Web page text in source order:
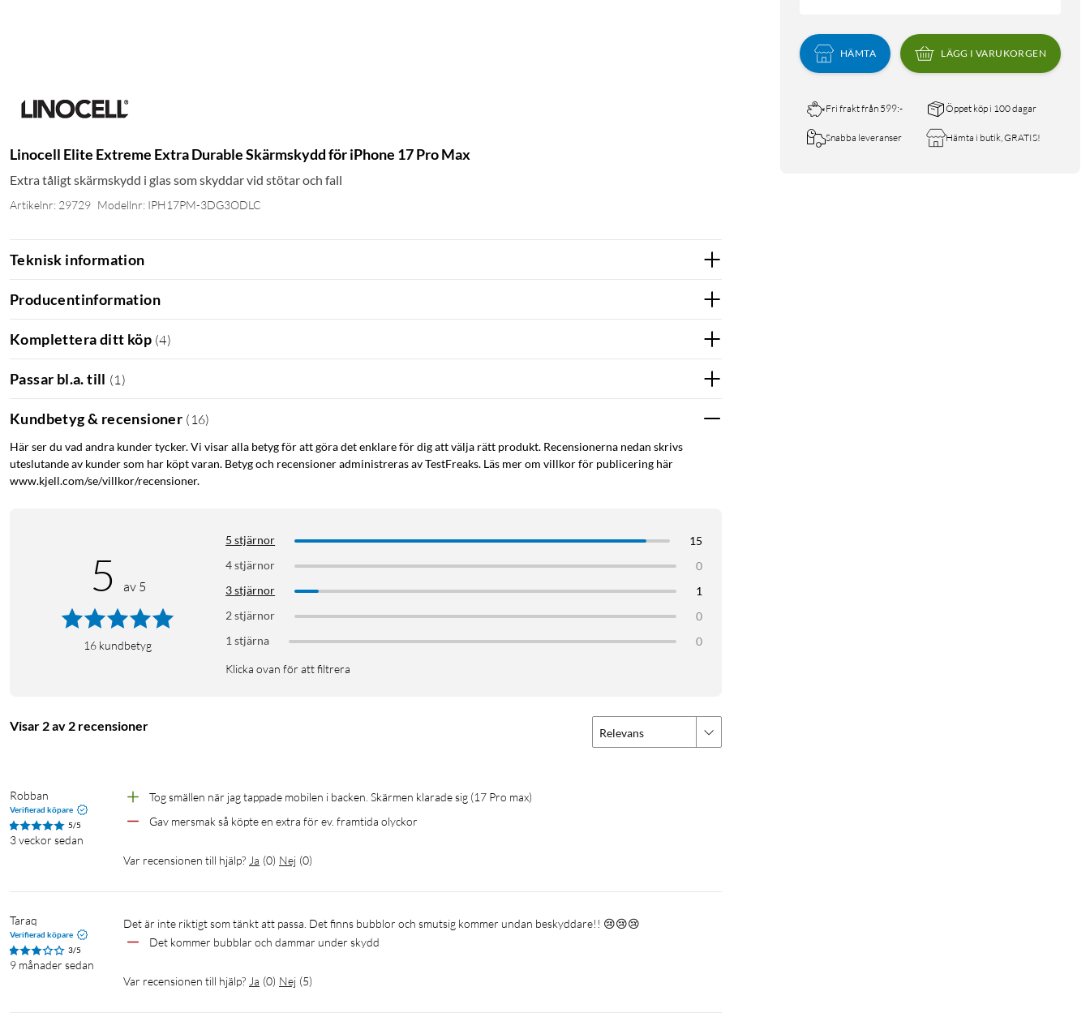
HÄMTA LÄGG I VARUKORGEN
Fri frakt från 599:- Öppet köp i 100 dagar
Snabba leveranser Hämta i butik, GRATIS!
Linocell Elite Extreme Extra Durable Skärmskydd för iPhone 17 Pro Max
Extra tåligt skärmskydd i glas som skyddar vid stötar och fall
Artikelnr: 29729 Modellnr: IPH17PM-3DG3ODLC
Teknisk information
Producentinformation
Komplettera ditt köp (4)
Passar bl.a. till (1 )
Kundbetyg & recensioner ( 16)
Här ser du vad andra kunder tycker. Vi visar alla betyg för att göra det enklare för dig att välja rätt produkt. Recensionerna nedan skrivs
uteslutande av kunder som har köpt varan. Betyg och recensioner administreras av TestFreaks. Läs mer om villkor för publicering här
www.kjell.com/se/villkor/recensioner.
5 av 5
16 kundbetyg
5 stjärnor
15
4 stjärnor
0
3 stjärnor
1
2 stjärnor
0
1 stjärna
0
Klicka ovan för att filtrera
Visar 2 av 2 recensioner Relevans
Robban
Verifierad köpare
5/5
3 veckor sedan
Tog smällen när jag tappade mobilen i backen. Skärmen klarade sig (17 Pro max)
Gav mersmak så köpte en extra för ev. framtida olyckor
Var recensionen till hjälp? Ja (0) Nej (0)
Taraq
Verifierad köpare
3/5
9 månader sedan
Det är inte riktigt som tänkt att passa. Det finns bubblor och smutsig kommer undan beskyddare!! 😢😢😢
Det kommer bubblar och dammar under skydd
Var recensionen till hjälp? Ja (0) Nej (5)